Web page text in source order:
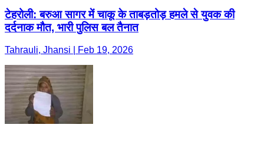
टेहरोली: बरुआ सागर में चाकू के ताबड़तोड़ हमले से युवक की
दर्दनाक मौत, भारी पुलिस बल तैनात
Tahrauli, Jhansi | Feb 19, 2026